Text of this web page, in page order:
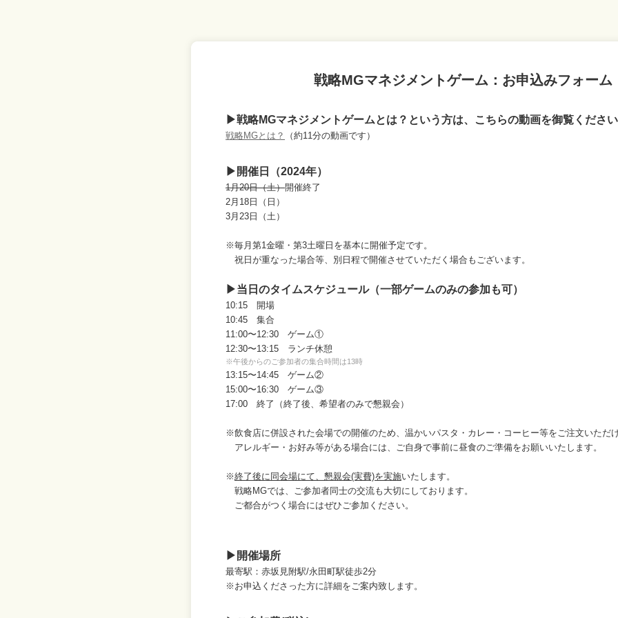
戦略MGマネジメントゲーム：お申込みフォーム
▶戦略MGマネジメントゲームとは？という方は、こちらの動画を御覧ください
戦略MGとは？ （約11分の動画です）
▶開催日（2024年）
1月20日（土）開催終了
2月18日（日）
3月23日（土）
※毎月第1金曜・第3土曜日を基本に開催予定です。
祝日が重なった場合等、別日程で開催させていただく場合もございます。
▶当日のタイムスケジュール（一部ゲームのみの参加も可）
10:15 開場
10:45 集合
11:00〜12:30 ゲーム①
12:30〜13:15 ランチ休憩
※午後からのご参加者の集合時間は13時
13:15〜14:45 ゲーム②
15:00〜16:30 ゲーム③
17:00 終了（終了後、希望者のみで懇親会）
※飲食店に併設された会場での開催のため、温かいパスタ・カレー・コーヒー等をご注文いただけ
アレルギー・お好み等がある場合には、ご自身で事前に昼食のご準備をお願いいたします。
※終了後に同会場にて、懇親会(実費)を実施いたします。
戦略MGでは、ご参加者同士の交流も大切にしております。
ご都合がつく場合にはぜひご参加ください。
▶開催場所
最寄駅：赤坂見附駅/永田町駅徒歩2分
※お申込くださった方に詳細をご案内致します。